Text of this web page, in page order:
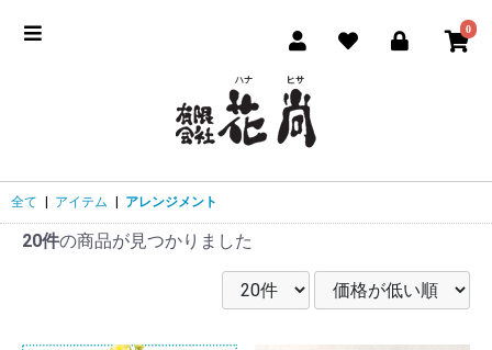
0
全て アイテム アレンジメント
20件の商品が見つかりました